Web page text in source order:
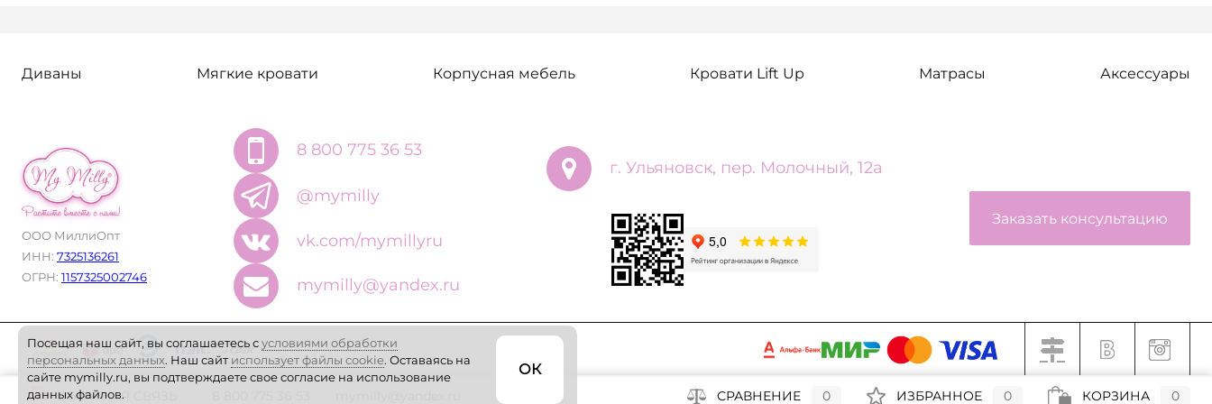
Диваны Мягкие кровати Корпусная мебель Кровати Lift Up Матрасы Аксессуары
ООО МиллиОпт
ИНН: 7325136261
ОГРН: 1157325002746
8 800 775 36 53
@mymilly
vk.com/mymillyru
mymilly@yandex.ru
г. Ульяновск, пер. Молочный, 12а
Заказать консультацию
ОБРАТНАЯ СВЯЗЬ СРАВНЕНИЕ 0 ИЗБРАННОЕ 0 КОРЗИНА 0
Посещая наш сайт, вы соглашаетесь сусловиями обработки
персональных данных. Наш сайт использует файлы cookie. Оставаясь на
сайте mymilly.ru, вы подтверждаете свое согласие на использование
данных файлов.
ОК